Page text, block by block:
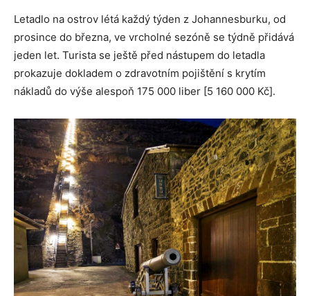
Letadlo na ostrov létá každý týden z Johannesburku, od
prosince do března, ve vrcholné sezóně se týdně přidává
jeden let. Turista se ještě před nástupem do letadla
prokazuje dokladem o zdravotním pojištění s krytím
nákladů do výše alespoň 175 000 liber [5 160 000 Kč].